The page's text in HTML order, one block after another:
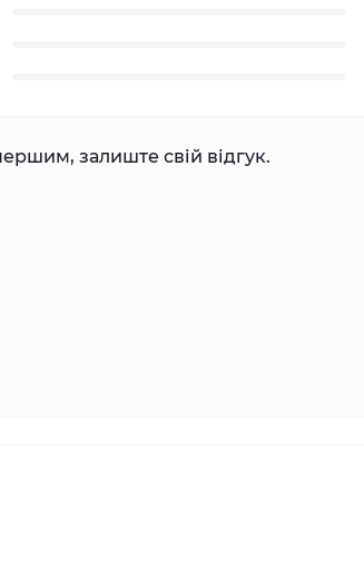
залиште свій відгук.